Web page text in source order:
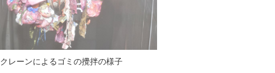
クレーンによるゴミの攪拌の様子